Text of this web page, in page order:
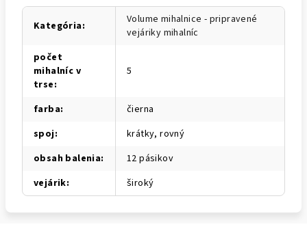
Kategória:
Volume mihalnice - pripravené
vejáriky mihalníc
počet
mihalníc v
trse:
5
farba:
čierna
spoj:
krátky, rovný
obsah balenia:
12 pásikov
vejárik: široký